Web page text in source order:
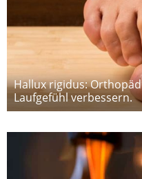
Hallux rigidus:
Laufgefühl verbessern.